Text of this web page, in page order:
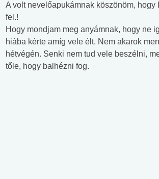
A volt nevelőapukámnak köszönöm, hogy
fel.!
Hogy mondjam meg anyámnak, hogy ne
hiába kérte amíg vele élt. Nem akarok
hétvégén. Senki nem tud vele beszélni,
tőle, hogy balhézni fog.